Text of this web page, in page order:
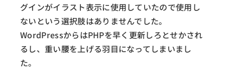
グインがイラスト表示に使用していたので使用し
ないという選択肢はありませんでした。
WordPressからはPHPを早く更新しろとせかされ
るし、重い腰を上げる羽目になってしまいまし
た。